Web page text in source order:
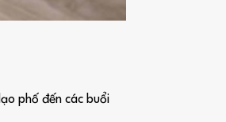
phố đến các buổi